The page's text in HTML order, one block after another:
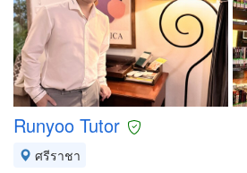
Runyoo Tutor
ศรีราชา